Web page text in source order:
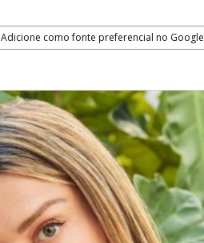
Adicione como fonte preferencial no Google